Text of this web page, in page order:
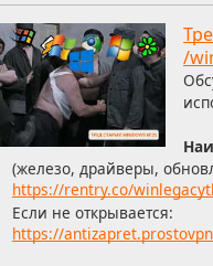
/
(железо, драйверы,
https://rentry.co/
Если не открывается:
https://